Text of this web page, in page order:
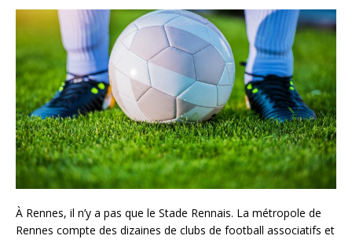
À Rennes, il n’y a pas que le Stade Rennais. La métropole de
Rennes compte des dizaines de clubs de football associatifs et